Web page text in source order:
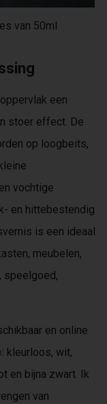
van 50ml
een
stoer effect. De
op loogbeits,
vochtige
en hittebestendig
is een ideaal
meubelen,
speelgoed,
en online
: kleurloos, wit,
en bijna zwart. Ik
van